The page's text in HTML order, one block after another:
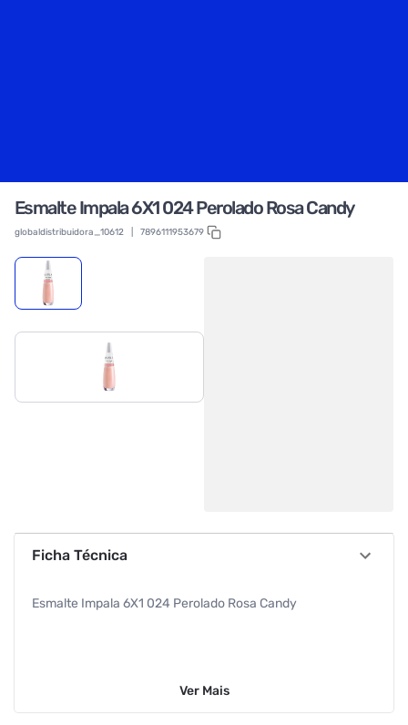
Esmalte Impala 6X1 024 Perolado Rosa Candy
globaldistribuidora_10612 7896111953679
Ficha Técnica
Esmalte Impala 6X1 024 Perolado Rosa Candy
Ver Mais